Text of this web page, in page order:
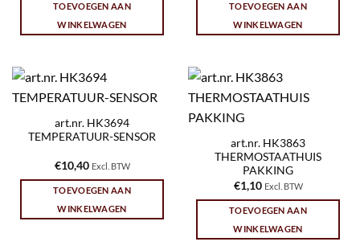
TOEVOEGEN AAN
WINKELWAGEN
TOEVOEGEN AAN
WINKELWAGEN
art.nr. HK3694
TEMPERATUUR-SENSOR
€10,40 Excl. BTW
TOEVOEGEN AAN
WINKELWAGEN
art.nr. HK3863
THERMOSTAATHUIS
PAKKING
€1,10 Excl. BTW
TOEVOEGEN AAN
WINKELWAGEN